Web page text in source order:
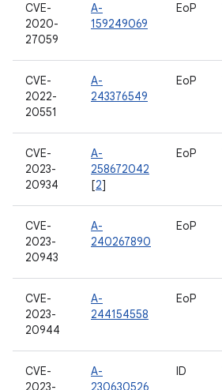
CVE-
2020-
27059
A-
159249069
EoP
CVE-
2022-
20551
A-
243376549
EoP
CVE-
2023-
20934
A-
258672042
[2]
EoP
CVE-
2023-
20943
A-
240267890
EoP
CVE-
2023-
20944
A-
244154558
EoP
CVE-
2023-
A-
230630526
ID